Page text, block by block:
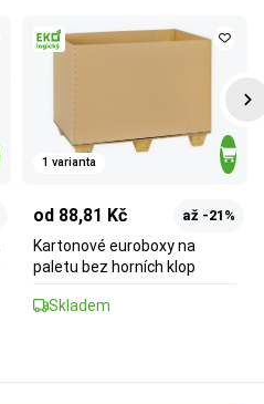
1 varianta
od 88,81 Kč až -21%
Kartonové euroboxy na
paletu bez horních klop
Skladem